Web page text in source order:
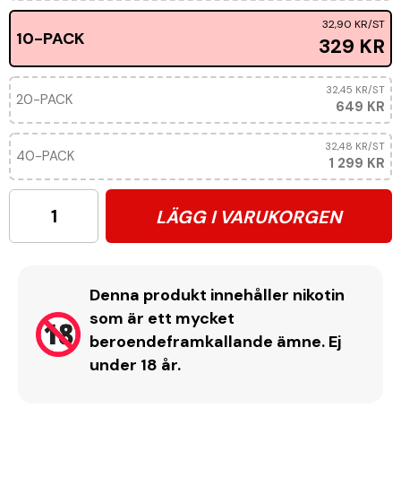
10-PACK 329 KR
32,90 KR/ST
20-PACK 649 KR
32,45 KR/ST
40-PACK 1 299 KR
32,48 KR/ST
LÄGG I VARUKORGEN
Denna produkt innehåller nikotin
som är ett mycket
beroendeframkallande ämne. Ej
under 18 år.